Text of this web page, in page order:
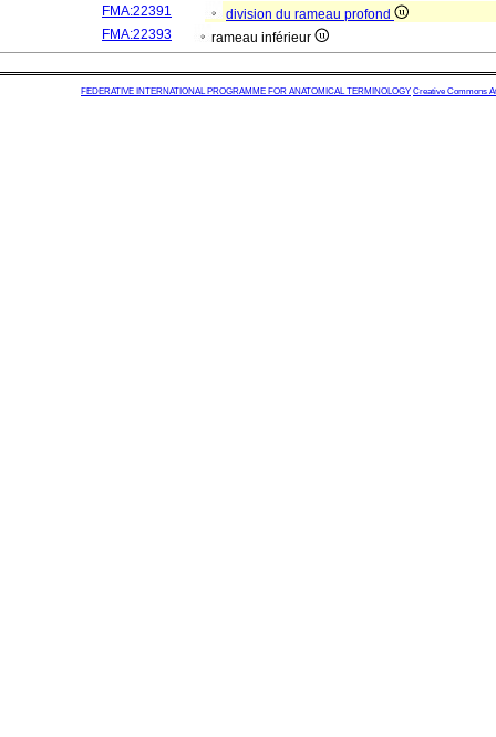
FMA:22391
division du rameau profond
FMA:22393
rameau inférieur
FEDERATIVE INTERNATIONAL PROGRAMME FOR ANATOMICAL TERMINOLOGY Creative Commons